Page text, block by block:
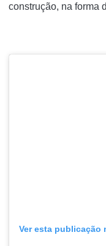
construção, na forma
Ver esta publicação